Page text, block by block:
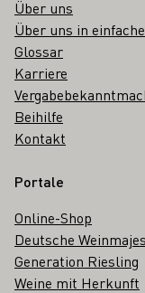
Über uns
Über uns in
Glossar
Karriere
Beihilfe
Kontakt
Portale
Online-Shop
Deutsche
Generation Riesling
Weine mit Herkunft